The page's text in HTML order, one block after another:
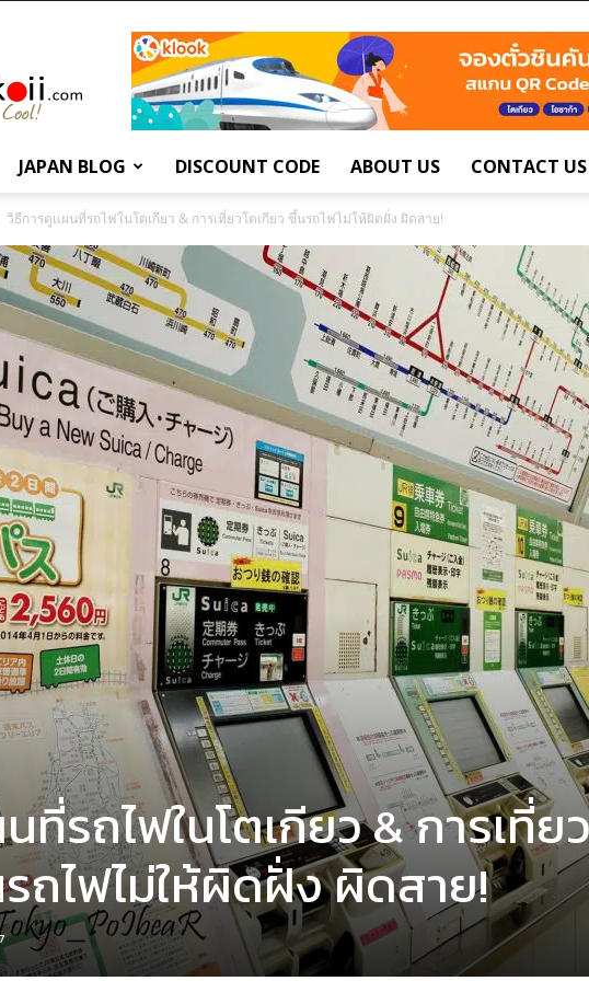
JAPAN BLOG DISCOUNT CODE ABOUT US CONTACT US
วิธีการดูแผนที่รถไฟในโตเกียว & การเที่ยวโตเกียว ขึ้นรถไฟไม่ให้ผิดฝั่ง ผิดสาย!
ที่รถไฟในโตเกียว & การเที่ยว
ถไฟไม่ให้ผิดฝั่ง ผิดสาย!